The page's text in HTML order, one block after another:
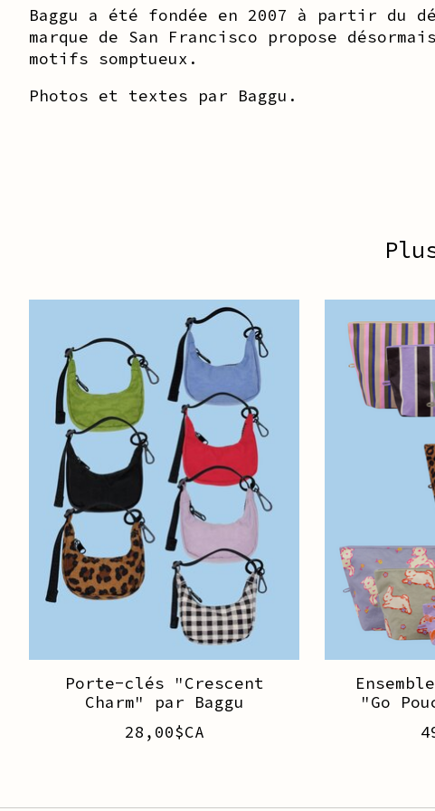
Baggu a été fondée en 2007 à partir
marque de San Francisco propose
motifs somptueux.
Photos et textes par Baggu.
Articles du carrousel de produits
Porte-clés "Crescent
Charm" par Baggu
28,00$CA
"Go